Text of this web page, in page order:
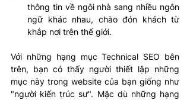
thông tin về ngôi nhà sang nhiều ngôn
ngữ khác nhau, chào đón khách từ
khắp nơi trên thế giới.
Với những hạng mục Technical SEO bên
trên, bạn có thấy người thiết lập những
mục này trong website của bạn giống như
"người kiến trúc sư". Mặc dù những hạng